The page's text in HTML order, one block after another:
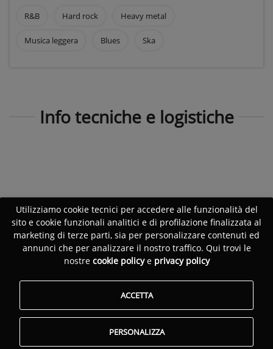
R&B Hard rock Heavy metal
Musica leggera Blues Ska
Info tecniche e logistiche
Utilizziamo cookie tecnici per accedere alle funzionalità del
sito e cookie funzionali analitici e di profilazione finalizzata al
marketing di terze parti, sia per personalizzare contenuti ed
annunci che per analizzare il nostro traffico. Qui trovi le
nostre cookie policye privacy policy
ACCETTA
PERSONALIZZA